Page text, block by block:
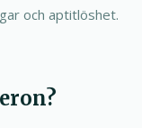
och aptitlöshet.